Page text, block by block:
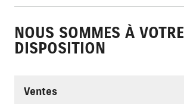
NOUS SOMMES À VOTRE
DISPOSITION
Ventes